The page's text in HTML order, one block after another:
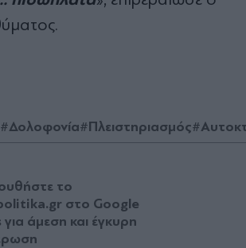
#Δολοφονία#Πλειστηριασμός
το
στο Google
άμεση και έγκυρη